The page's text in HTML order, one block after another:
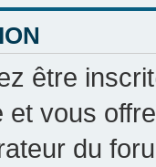
être
et vous
du